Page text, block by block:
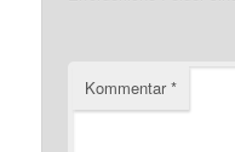
Kommentar*